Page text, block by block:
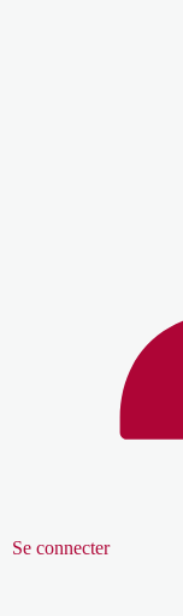
Se connecter